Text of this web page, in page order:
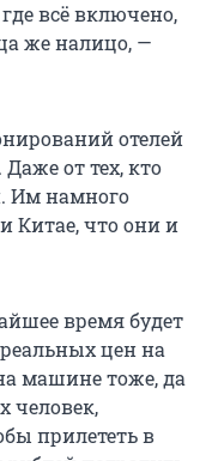
всё включено,
же налицо, —
отелей
от тех, кто
Им намного
Китае, что они и
время будет
цен на
машине тоже, да
человек,
прилететь в